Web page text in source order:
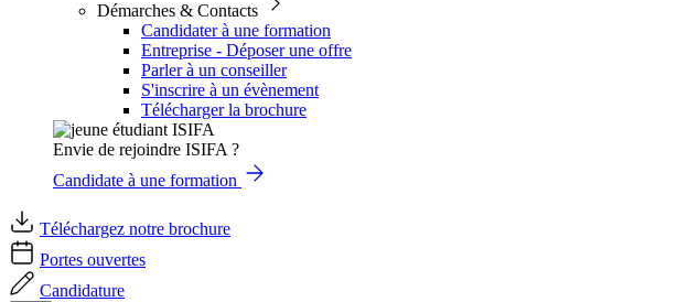
Démarches & Contacts
Candidater à une formation
Entreprise - Déposer une offre
Parler à un conseiller
S'inscrire à un évènement
Télécharger la brochure
Envie de rejoindre ISIFA ?
Candidate à une formation
Téléchargez notre brochure
Portes ouvertes
Candidature